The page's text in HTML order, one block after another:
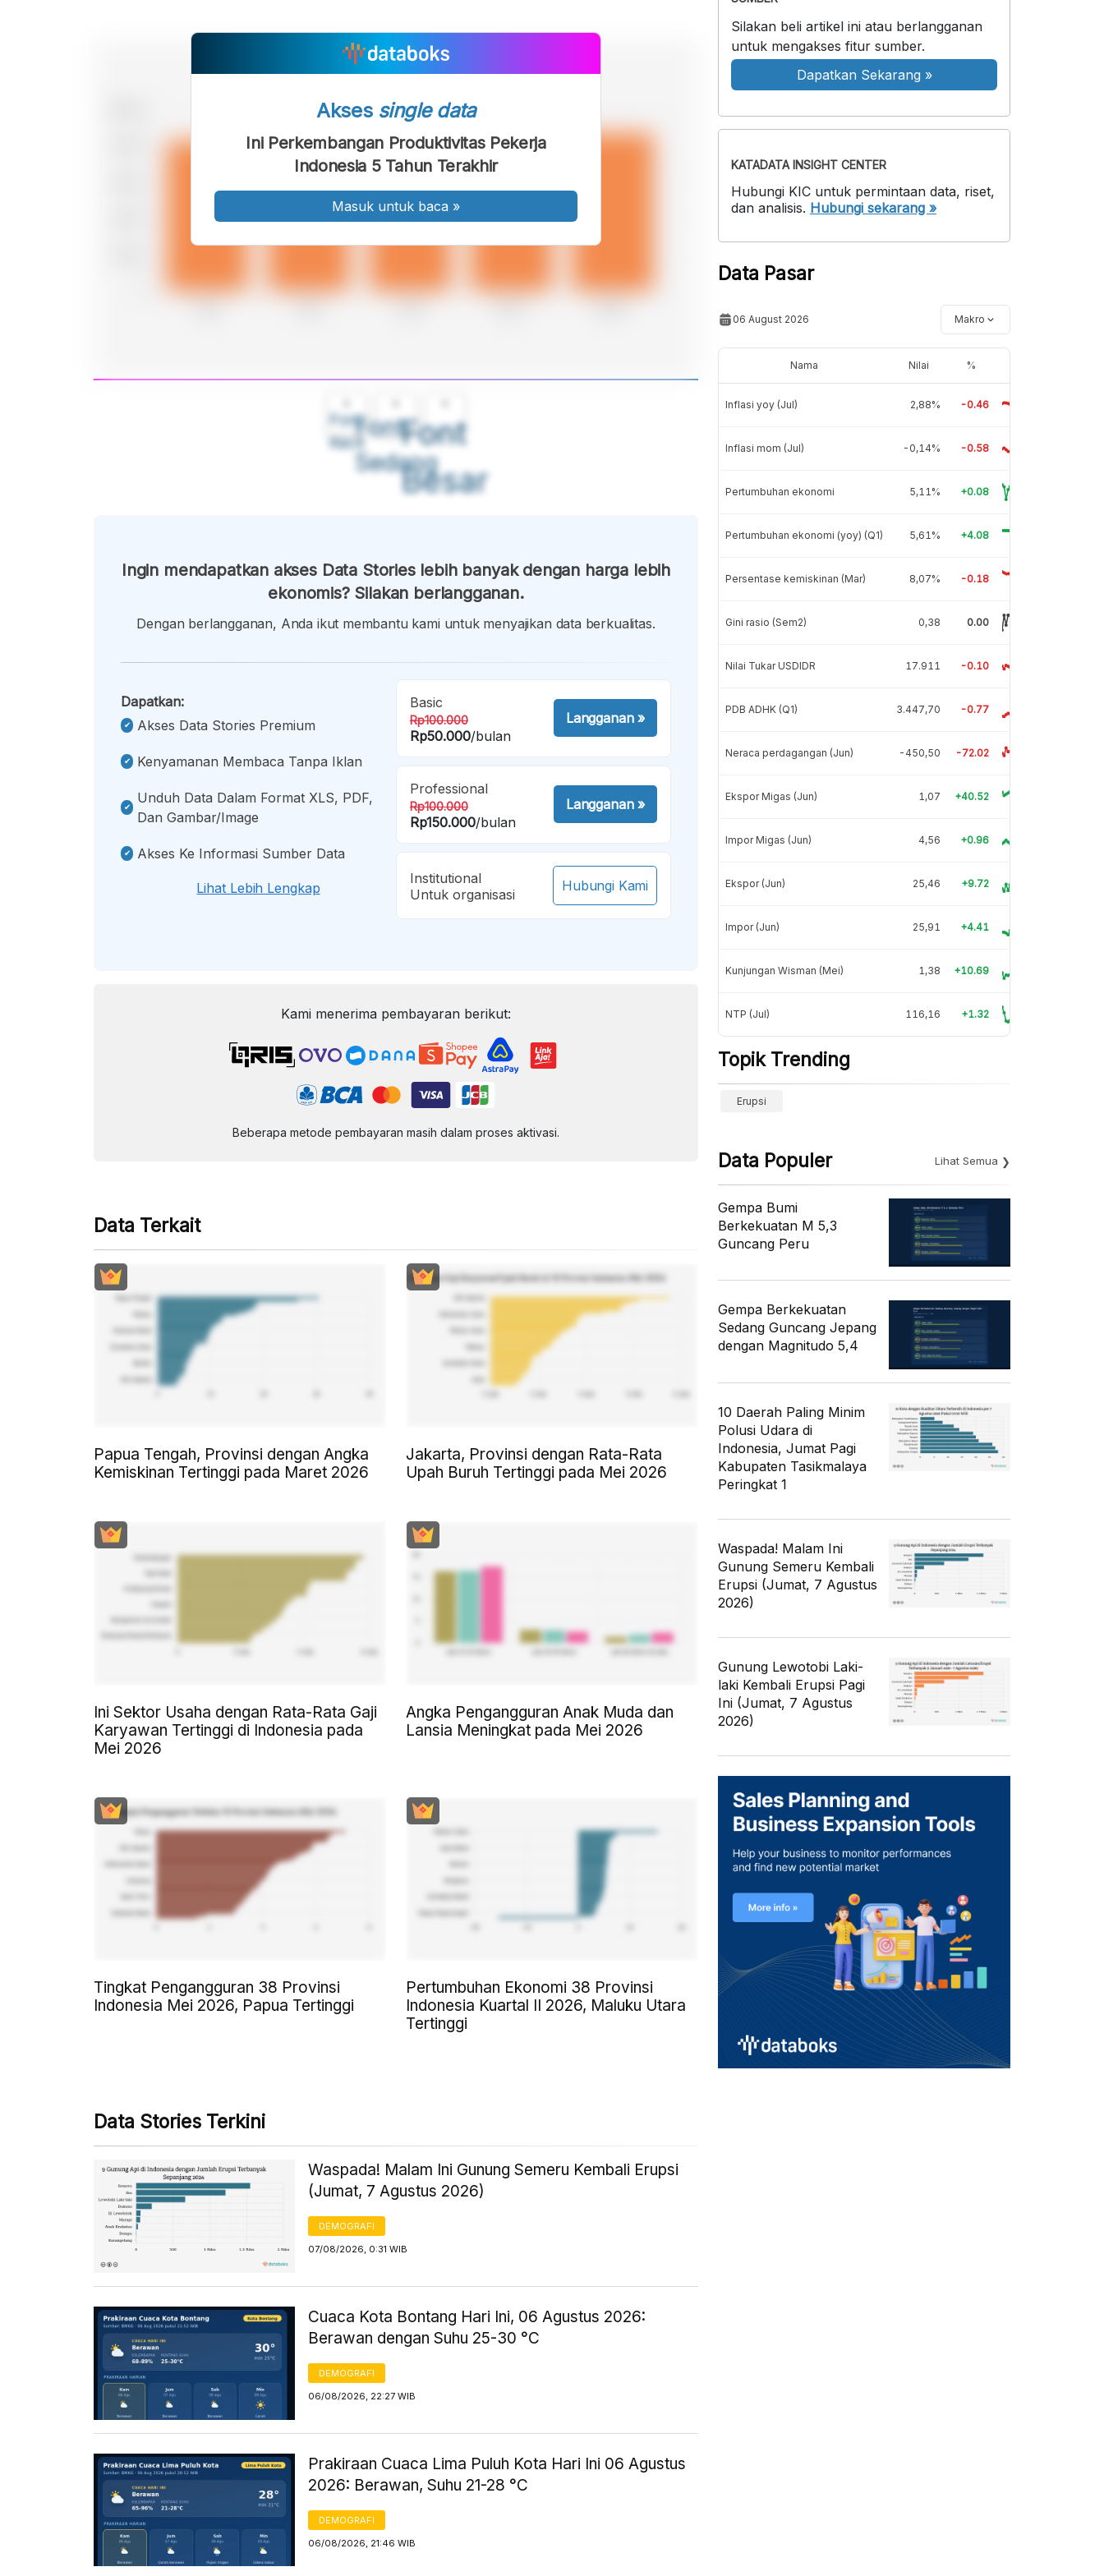
Font
Kecil
Font
Sedang
Font
Besar
Akses single data
Ini Perkembangan Produktivitas Pekerja
Indonesia 5 Tahun Terakhir
Masuk untuk baca »
Ingin mendapatkan akses Data Stories lebih banyak dengan harga lebih
ekonomis? Silakan berlangganan.
Dengan berlangganan, Anda ikut membantu kami untuk menyajikan data berkualitas.
Dapatkan:
Akses Data Stories Premium
Kenyamanan Membaca Tanpa Iklan
Unduh Data Dalam Format XLS, PDF,
Dan Gambar/image
Akses Ke Informasi Sumber Data
Lihat Lebih Lengkap
Basic
Rp100.000
Rp50.000/bulan
Langganan»
Professional
Rp100.000
Rp150.000/bulan
Langganan»
Institutional
Untuk organisasi
Hubungi Kami
Kami menerima pembayaran berikut:
Beberapa metode pembayaran masih dalam proses aktivasi.
Data Terkait
Papua Tengah, Provinsi dengan Angka
Kemiskinan Tertinggi pada Maret 2026
Jakarta, Provinsi dengan Rata-Rata
Upah Buruh Tertinggi pada Mei 2026
Ini Sektor Usaha dengan Rata-Rata Gaji
Karyawan Tertinggi di Indonesia pada
Mei 2026
Angka Pengangguran Anak Muda dan
Lansia Meningkat pada Mei 2026
Tingkat Pengangguran 38 Provinsi
Indonesia Mei 2026, Papua Tertinggi
Pertumbuhan Ekonomi 38 Provinsi
Indonesia Kuartal II 2026, Maluku Utara
Tertinggi
Data Stories Terkini
Waspada! Malam Ini Gunung Semeru Kembali Erupsi
(Jumat, 7 Agustus 2026)
DEMOGRAFI
07/08/2026, 0:31 WIB
Cuaca Kota Bontang Hari Ini, 06 Agustus 2026:
Berawan dengan Suhu 25-30 °C
DEMOGRAFI
06/08/2026, 22:27 WIB
Prakiraan Cuaca Lima Puluh Kota Hari Ini 06 Agustus
2026: Berawan, Suhu 21-28 °C
DEMOGRAFI
06/08/2026, 21:46 WIB
Silakan beli artikel ini atau berlangganan
untuk mengakses fitur sumber.
Dapatkan Sekarang »
KATADATA INSIGHT CENTER
Hubungi KIC untuk permintaan data, riset,
dan analisis. Hubungi sekarang »
Data Pasar
06 August 2026 Makro
Nama Nilai %
Inflasi yoy (Jul) 2,88% -0.46
Inflasi mom (Jul) -0,14% -0.58
Pertumbuhan ekonomi 5,11% +0.08
Pertumbuhan ekonomi (yoy) (Q1) 5,61% +4.08
Persentase kemiskinan (Mar) 8,07% -0.18
Gini rasio (Sem2) 0,38 0.00
Nilai Tukar USDIDR 17.911 -0.10
PDB ADHK (Q1) 3.447,70 -0.77
Neraca perdagangan (Jun) -450,50 -72.02
Ekspor Migas (Jun) 1,07 +40.52
Impor Migas (Jun) 4,56 +0.96
Ekspor (Jun) 25,46 +9.72
Impor (Jun) 25,91 +4.41
Kunjungan Wisman (Mei) 1,38 +10.69
NTP (Jul) 116,16 +1.32
Topik Trending
Erupsi
Data Populer Lihat Semua
Gempa Bumi
Berkekuatan M 5,3
Guncang Peru
Gempa Berkekuatan
Sedang Guncang Jepang
dengan Magnitudo 5,4
10 Daerah Paling Minim
Polusi Udara di
Indonesia, Jumat Pagi
Kabupaten Tasikmalaya
Peringkat 1
Waspada! Malam Ini
Gunung Semeru Kembali
Erupsi (Jumat, 7 Agustus
2026)
Gunung Lewotobi Laki-
laki Kembali Erupsi Pagi
Ini (Jumat, 7 Agustus
2026)